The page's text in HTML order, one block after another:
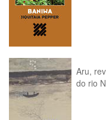
Aru,
do rio